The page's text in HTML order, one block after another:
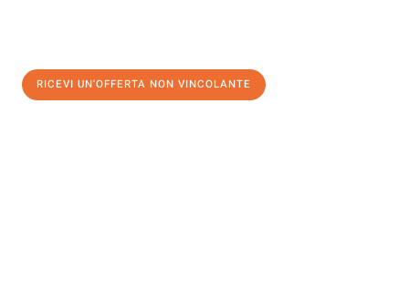
RICEVI UN'OFFERTA NON VINCOLANTE